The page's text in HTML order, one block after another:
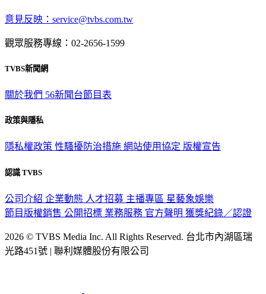
意見反映：service@tvbs.com.tw
觀眾服務專線：02-2656-1599
TVBS新聞網
關於我們 56新聞台節目表
政策與隱私
隱私權政策 性騷擾防治措施 網站使用協定 版權宣告
認識 TVBS
公司介紹 企業動態 人才招募 主播專區 星藝象娛樂
節目版權銷售 公開招標 業務服務 官方聲明 獲獎紀錄／認證
2026 © TVBS Media Inc. All Rights Reserved. 台北市內湖區瑞
光路451號 | 聯利媒體股份有限公司